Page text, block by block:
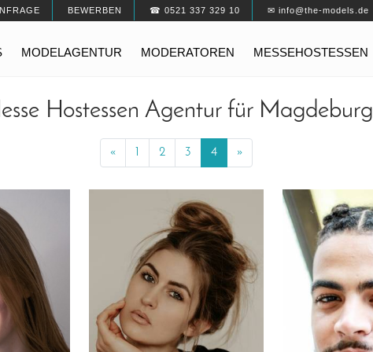
BEWERBEN ☎ 0521 337 329 10 ✉ info@the-models.de
MODELAGENTUR MODERATOREN MESSEHOSTESSEN
Hostessen Agentur für Magdeburg
« 2 3 4 »